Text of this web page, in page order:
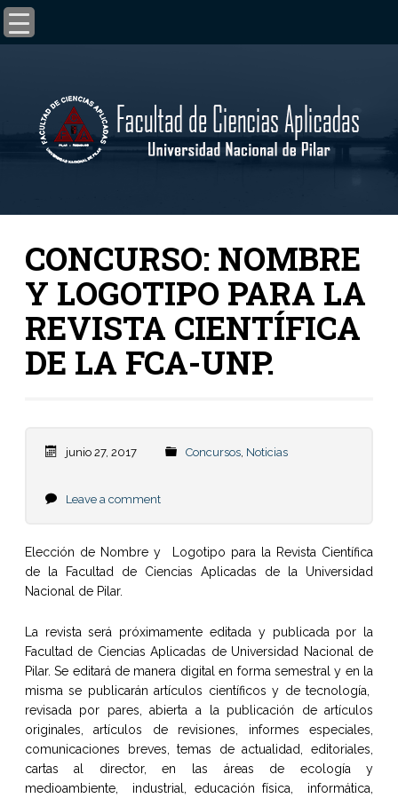
CONCURSO: NOMBRE
Y LOGOTIPO PARA LA
REVISTA CIENTÍFICA
DE LA FCA-UNP.
junio 27, 2017 Concursos, Noticias
Leave a comment
Elección de Nombre y Logotipo para la Revista Científica
de la Facultad de Ciencias Aplicadas de la Universidad
Nacional de Pilar.
La revista será próximamente editada y publicada por la
Facultad de Ciencias Aplicadas de Universidad Nacional de
Pilar. Se editará de manera digital en forma semestral y en la
misma se publicarán artículos científicos y de tecnología,
revisada por pares, abierta a la publicación de artículos
originales, artículos de revisiones, informes especiales,
comunicaciones breves, temas de actualidad, editoriales,
cartas al director, en las áreas de ecología y
medioambiente, industrial, educación física, informática,